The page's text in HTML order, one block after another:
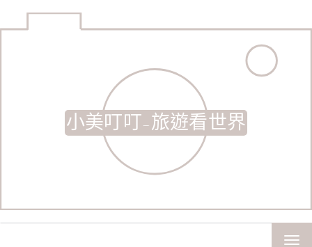
小美叮叮-旅遊看世界